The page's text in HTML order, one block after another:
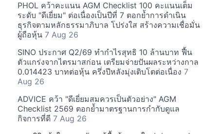
PHOL คว้าคะแนน AGM Checklist 100 คะแนนเต็ม
ระดับ "ดีเยี่ยม" ต่อเนื่องเป็นปีที่ 7 ตอกย้ำการดำเนิน
ธุรกิจตามหลักธรรมาภิบาล โปร่งใส สร้างความเชื่อมั่น
ผู้ถือหุ้น 7 Aug 26
SINO ประกาศ Q2/69 ทำกำไรสุทธิ 10 ล้านบาท ฟื้น
ตัวแกร่งจากไตรมาสก่อน เตรียมจ่ายปันผลระหว่างกาล
0.014423 บาทต่อหุ้น ครึ่งปีหลังมุ่งเติบโตต่อเนื่อง 7
Aug 26
ADVICE คว้า "ดีเยี่ยมสมควรเป็นตัวอย่าง" AGM
Checklist 2569 ตอกย้ำมาตรฐานการกำกับดูแล
กิจการที่ดี 7 Aug 26